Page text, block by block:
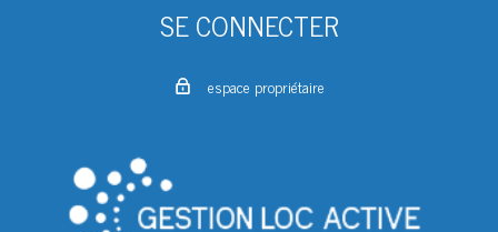
SE CONNECTER
espace propriétaire